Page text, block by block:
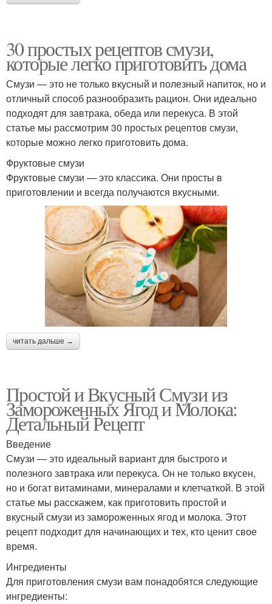
30 простых рецептов смузи,
которые легко приготовить дома
Смузи — это не только вкусный и полезный напиток, но и
отличный способ разнообразить рацион. Они идеально
подходят для завтрака, обеда или перекуса. В этой
статье мы рассмотрим 30 простых рецептов смузи,
которые можно легко приготовить дома.
Фруктовые смузи
Фруктовые смузи — это классика. Они просты в
приготовлении и всегда получаются вкусными.
читать дальше →
Простой и Вкусный Смузи из
Замороженных Ягод и Молока:
Детальный Рецепт
Введение
Смузи — это идеальный вариант для быстрого и
полезного завтрака или перекуса. Он не только вкусен,
но и богат витаминами, минералами и клетчаткой. В этой
статье мы расскажем, как приготовить простой и
вкусный смузи из замороженных ягод и молока. Этот
рецепт подходит для начинающих и тех, кто ценит свое
время.
Ингредиенты
Для приготовления смузи вам понадобятся следующие
ингредиенты: